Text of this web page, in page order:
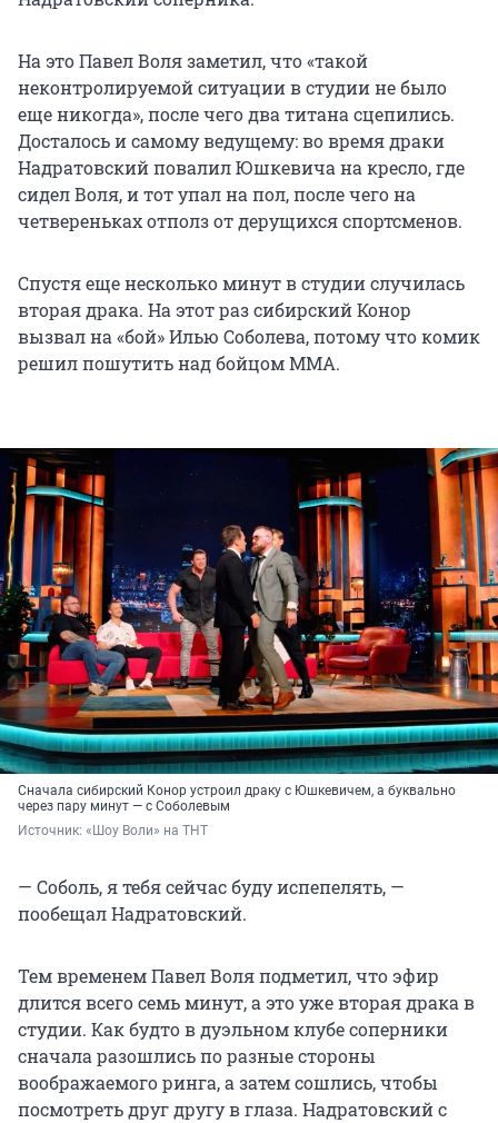
На это Павел Воля заметил, что «такой
неконтролируемой ситуации в студии не было
еще никогда», после чего два титана сцепились.
Досталось и самому ведущему: во время драки
Надратовский повалил Юшкевича на кресло, где
сидел Воля, и тот упал на пол, после чего на
четвереньках отполз от дерущихся спортсменов.
Спустя еще несколько минут в студии случилась
вторая драка. На этот раз сибирский Конор
вызвал на «бой» Илью Соболева, потому что комик
решил пошутить над бойцом ММА.
Сначала сибирский Конор устроил драку с Юшкевичем, а буквально
через пару минут — с Соболевым
Источник: «Шоу Воли» на ТНТ
— Соболь, я тебя сейчас буду испепелять, —
пообещал Надратовский.
Тем временем Павел Воля подметил, что эфир
длится всего семь минут, а это уже вторая драка в
студии. Как будто в дуэльном клубе соперники
сначала разошлись по разные стороны
воображаемого ринга, а затем сошлись, чтобы
посмотреть друг другу в глаза. Надратовский с